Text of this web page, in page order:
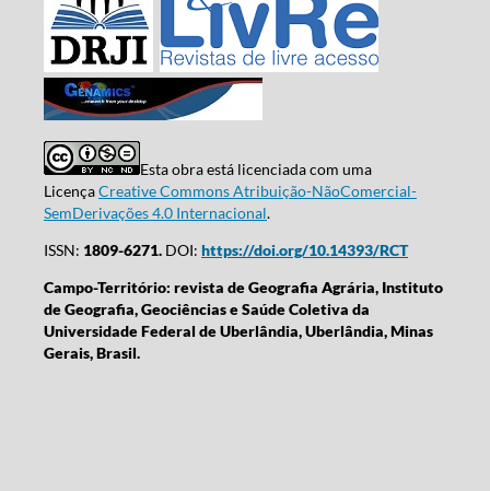
Esta obra está licenciada com uma
LicençaCreative Commons Atribuição-NãoComercial-
SemDerivações 4.0 Internacional.
ISSN: 1809-6271.DOI: https://doi.org/10.14393/RCT
Campo-Território: revista de Geografia Agrária, Instituto
de Geografia, Geociências e Saúde Coletiva da
Universidade Federal de Uberlândia, Uberlândia, Minas
Gerais, Brasil.